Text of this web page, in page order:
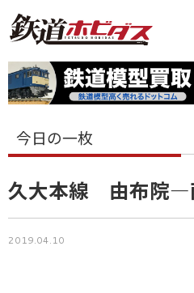
今日の一枚
久大本線 由布院―
2019.04.10